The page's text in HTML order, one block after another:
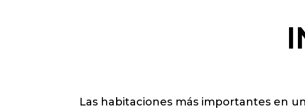
Las habitaciones más importantes en